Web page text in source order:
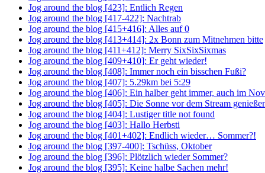
Jog around the blog [423]: Entlich Regen
Jog around the blog [417-422]: Nachtrab
Jog around the blog [415+416]: Alles auf 0
Jog around the blog [413+414]: 2x Bonn zum Mitnehmen bitte
Jog around the blog [411+412]: Merry SixSixSixmas
Jog around the blog [409+410]: Er geht wieder!
Jog around the blog [408]: Immer noch ein bisschen Fußi?
Jog around the blog [407]: 5.29km bei 5:29
Jog around the blog [406]: Ein halber geht immer, auch im
Jog around the blog [405]: Die Sonne vor dem Stream
Jog around the blog [404]: Lustiger title not found
Jog around the blog [403]: Hallo Herbsti
Jog around the blog [401+402]: Endlich wieder… Sommer?!
Jog around the blog [397-400]: Tschüss, Oktober
Jog around the blog [396]: Plötzlich wieder Sommer?
Jog around the blog [395]: Keine halbe Sachen mehr!